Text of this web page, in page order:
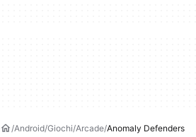
Android Giochi Arcade Anomaly Defenders